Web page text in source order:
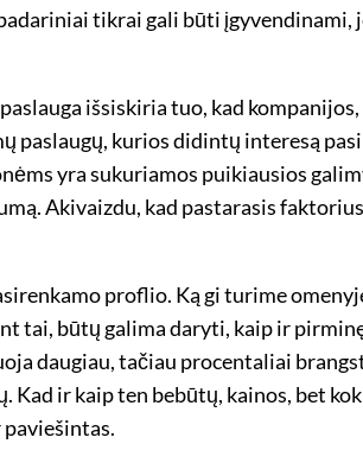
tikrai gali būti įgyvendinami,
išsiskiria tuo, kad
kurios didintų interesą
yra sukuriamos puikiausios
Akivaizdu, kad pastarasis
proflio. Ką gi turime
tai, būtų galima daryti, kaip ir
daugiau, tačiau procentaliai
ir kaip ten bebūtų, kainos, bet